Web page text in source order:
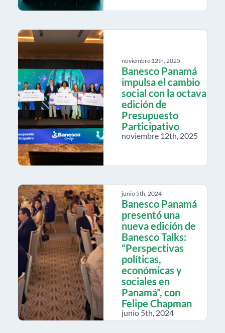
noviembre 12th, 2025
Banesco Panamá
impulsa el cambio
social con la octava
edición de
Presupuesto
Participativo
noviembre 12th, 2025
junio 5th, 2024
Banesco Panamá
presentó una
nueva edición de
Banesco Talks:
“Perspectivas
políticas,
económicas y
sociales en
Panamá”, con
Felipe Chapman
junio 5th, 2024